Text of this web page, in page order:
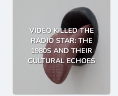
VIDEO KILLED THE
RADIO STAR: THE
1980S AND THEIR
CULTURAL ECHOES